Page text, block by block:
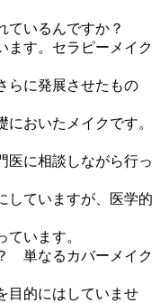
いるんですか？
ます。セラピーメイク
らに発展させたもの
おいたメイクです。
医に相談しながら行っ
していますが、医学的
います。
単なるカバーメイク
目的にはしていませ